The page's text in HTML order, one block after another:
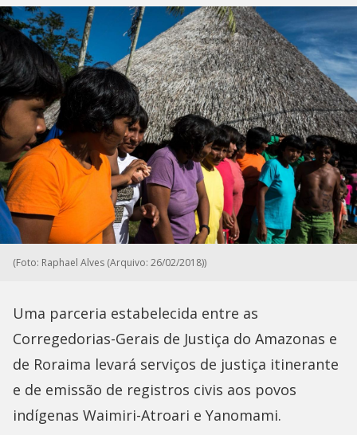
(Foto: Raphael Alves (Arquivo: 26/02/2018))
Uma parceria estabelecida entre as
Corregedorias-Gerais de Justiça do Amazonas e
de Roraima levará serviços de justiça itinerante
e de emissão de registros civis aos povos
indígenas Waimiri-Atroari e Yanomami.